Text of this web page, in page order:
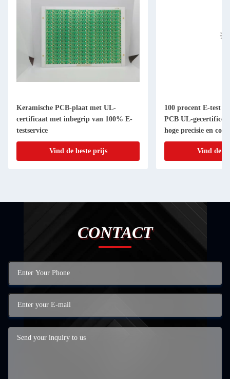
Keramische PCB-plaat met UL-
certificaat met inbegrip van 100% E-
testservice
Vind de beste prijs
100 procent E-test
PCB UL-
hoge precisie en
elektronische
Vind de
CONTACT